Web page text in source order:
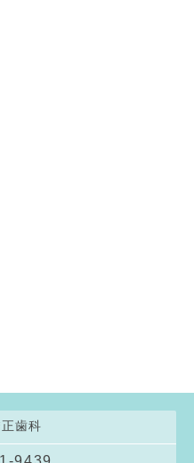
歯科